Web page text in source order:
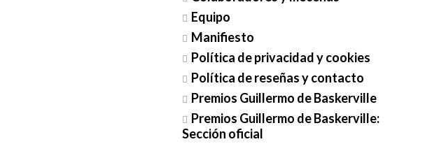
Equipo
Manifiesto
Política de privacidad y cookies
Política de reseñas y contacto
Premios Guillermo de Baskerville
Premios Guillermo de Baskerville:
Sección oficial